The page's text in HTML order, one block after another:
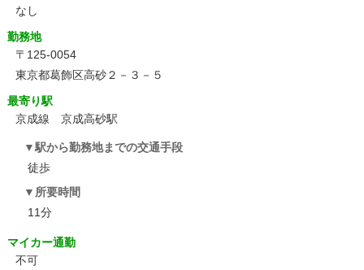
なし
勤務地
〒125-0054
東京都葛飾区高砂２－３－５
最寄り駅
京成線 京成高砂駅
駅から勤務地までの交通手段
徒歩
所要時間
11分
マイカー通勤
不可